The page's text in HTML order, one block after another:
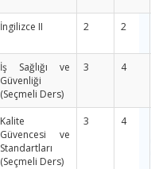
İngilizce II 2 2
İş Sağlığı ve
Güvenliği
(Seçmeli Ders)
3 4
Kalite
Güvencesi ve
Standartları
(Seçmeli Ders)
3 4